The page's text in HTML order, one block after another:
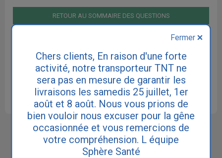
RETOUR AU SOMMAIRE DES QUESTIONS
Cette réponse ne remplace pas le diagnostic de votre
médecin. Consultez votre médecin traitant ou un médecin
spécialiste urologue ou gynécologue si vous souffrez
d'incontinence.
Sphère Santé est le site N°1 pour
l'incontinence et les fuites urinaires.
Notre philosophie est de vous apporter à la fois
Chers clients, En raison d'une forte
activité, notre transporteur TNT ne
sera pas en mesure de garantir les
livraisons les samedis 25 juillet, 1er
août et 8 août. Nous vous prions de
bien vouloir nous excuser pour la gêne
occasionnée et vous remercions de
votre compréhension. L équipe
Sphère Santé
Fermer